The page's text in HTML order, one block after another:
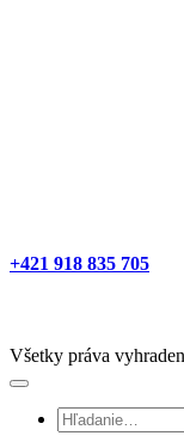
+421 918 835 705
Všetky práva
Hľadať: